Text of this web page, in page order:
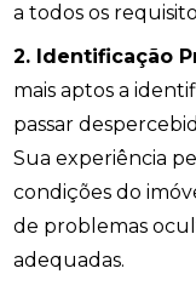
a todos os
2. Identificação
mais aptos a
passar
Sua experiência
condições do
de problemas
adequadas.